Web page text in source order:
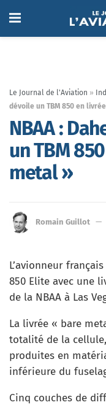
Le Journal de l'Aviation »
dévoile un TBM 850 en
NBAA :
un TBM
metal »
Romain Guillot
L’avionneur
850 Elite avec une
de la NBAA à Las
La livrée « bare
totalité de la
produites en
inférieure du
Cinq couches de